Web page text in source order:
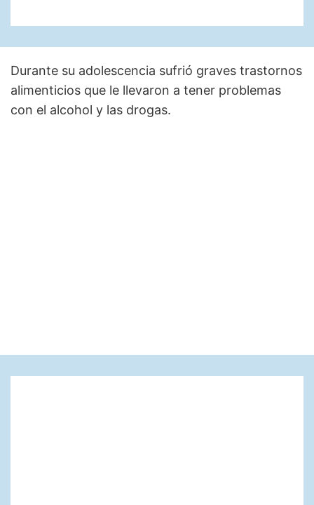
Durante su adolescencia sufrió graves trastornos
alimenticios que le llevaron a tener problemas
con el alcohol y las drogas.